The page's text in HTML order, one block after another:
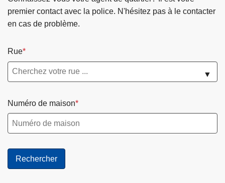
premier contact avec la police. N'hésitez pas à le contacter
en cas de problème.
Rue
▼
Numéro de maison